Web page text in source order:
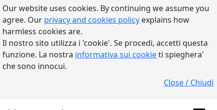
Our website uses cookies. By continuing we assume you
agree. Our privacy and cookies policy explains how
harmless cookies are.
Il nostro sito utilizza i 'cookie'. Se procedi, accetti questa
funzione. La nostra informativa sui cookieti spieghera'
che sono innocui.
Close / Chiudi